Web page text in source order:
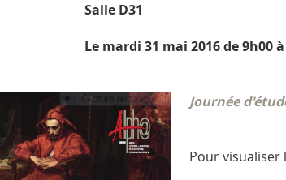
Salle D31
Le mardi 31 mai 2016 de 9h00
Journée
Pour visualiser